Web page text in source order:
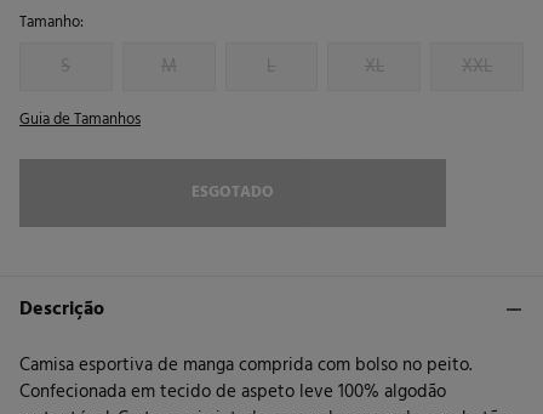
Tamanho:
S M L XL XXL
Guia de Tamanhos
ESGOTADO
Descrição
Camisa esportiva de manga comprida com bolso no peito.
Confecionada em tecido de aspeto leve 100% algodão